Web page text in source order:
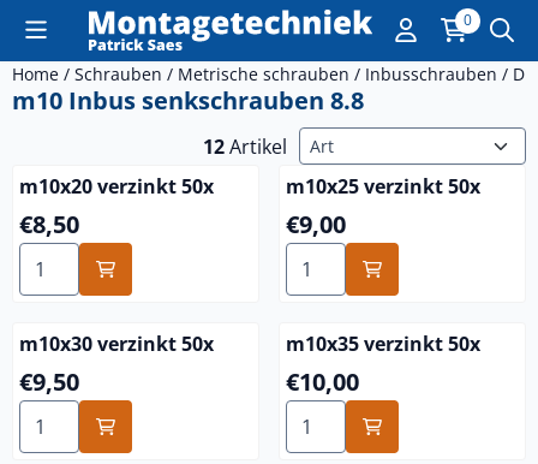
Cookie-Einstellungen sind derzeit geschlossen. 0
Home / Schrauben / Metrische schrauben / Inbusschrauben /
m10 Inbus senkschrauben 8.8
12Artikel Sortiermethode
m10x20 verzinkt 50x
Preis: 8,50
€8,50
Anzahl wählen für m10x20 verzinkt 50x
m10x25 verzinkt 50x
Preis: 9,00
€9,00
Anzahl wählen für m10x25
m10x30 verzinkt 50x
Preis: 9,50
€9,50
Anzahl wählen für m10x30 verzinkt 50x
m10x35 verzinkt 50x
Preis: 10,00
€10,00
Anzahl wählen für m10x35